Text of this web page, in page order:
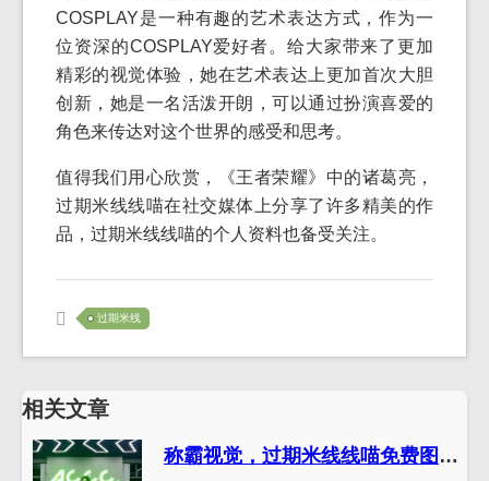
COSPLAY是一种有趣的艺术表达方式，作为一
位资深的COSPLAY爱好者。给大家带来了更加
精彩的视觉体验，她在艺术表达上更加首次大胆
创新，她是一名活泼开朗，可以通过扮演喜爱的
角色来传达对这个世界的感受和思考。
值得我们用心欣赏，《王者荣耀》中的诸葛亮，
过期米线线喵在社交媒体上分享了许多精美的作
品，过期米线线喵的个人资料也备受关注。
过期米线
相关文章
称霸视觉，过期米线线喵免费图片的美图摄影分享